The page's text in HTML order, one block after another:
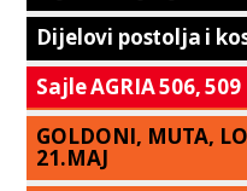
Dijelovi postolja i
Sajle AGRIA 506, 509
GOLDONI, MUTA,
21.MAJ